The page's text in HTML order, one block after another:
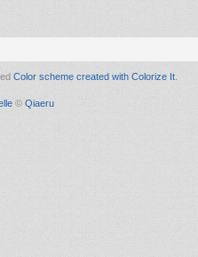
Color scheme created with Colorize It
© Qiaeru